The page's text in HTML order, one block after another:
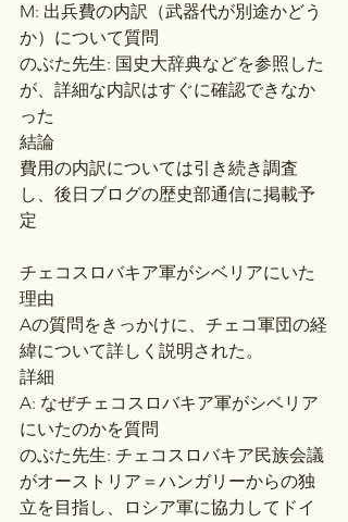
M: 出兵費の内訳（武器代が別途かどう
か）について質問
のぶた先生: 国史大辞典などを参照した
が、詳細な内訳はすぐに確認できなか
った
結論
費用の内訳については引き続き調査
し、後日ブログの歴史部通信に掲載予
定
チェコスロバキア軍がシベリアにいた
理由
Aの質問をきっかけに、チェコ軍団の経
緯について詳しく説明された。
詳細
A: なぜチェコスロバキア軍がシベリア
にいたのかを質問
のぶた先生: チェコスロバキア民族会議
がオーストリア＝ハンガリーからの独
立を目指し、ロシア軍に協力してドイ